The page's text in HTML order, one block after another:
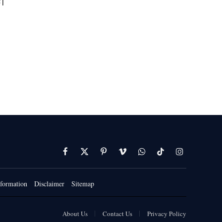
Facebook
X
(Twitter)
PinterestVimeoWhatsAppTikTokInstagram
Disclaimer Sitemap
About Us Contact Us Privacy Policy